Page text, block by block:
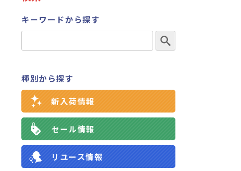
キーワードから探す
種別から探す
新入荷情報
セール情報
リユース情報